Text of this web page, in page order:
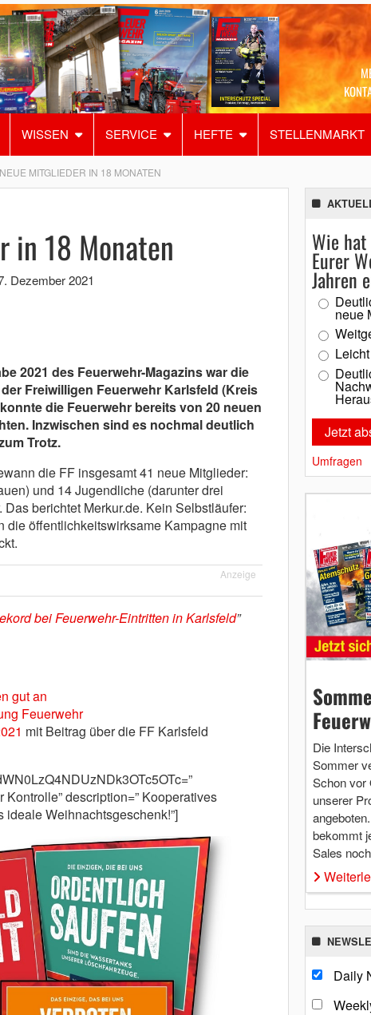
WISSEN SERVICE HEFTE STELLENMARKT
MITGLIEDER IN 18 MONATEN
in 18 Monaten
Dezember 2021
2021 des Feuerwehr-Magazins war die
Freiwilligen Feuerwehr Karlsfeld (Kreis
die Feuerwehr bereits von 20 neuen
Inzwischen sind es nochmal deutlich
Trotz.
die FF insgesamt 41 neue Mitglieder:
und 14 Jugendliche (darunter drei
berichtet Merkur.de. Kein Selbstläufer:
die öffentlichkeitswirksame Kampagne mit
Anzeige
bei Feuerwehr-Eintritten in Karlsfeld”
gut an
Feuerwehr
mit Beitrag über die FF Karlsfeld
description=” Kooperatives
ideale Weihnachtsgeschenk!”]
Wie
Eurer
Jahren
neue
Umfragen
Die
Sommer
Schon vor
unserer
bekommt
Sales
Daily